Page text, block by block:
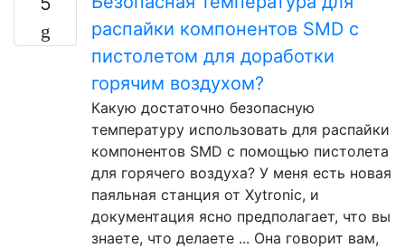
распайки компонентов SMD с
пистолетом для доработки
горячим воздухом?
Какую достаточно безопасную
температуру использовать для распайки
компонентов SMD с помощью пистолета
для горячего воздуха? У меня есть новая
паяльная станция от Xytronic, и
документация ясно предполагает, что вы
знаете, что делаете ... Она говорит вам,